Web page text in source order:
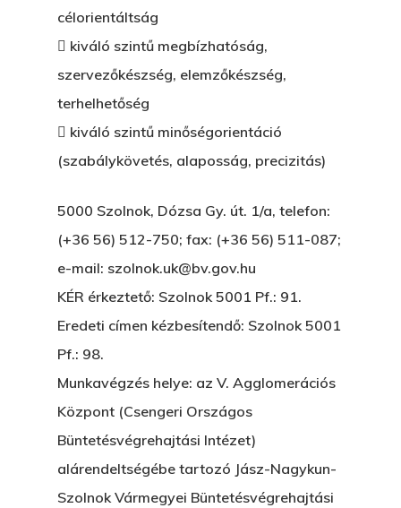
célorientáltság
 kiváló szintű megbízhatóság,
szervezőkészség, elemzőkészség,
terhelhetőség
 kiváló szintű minőségorientáció
(szabálykövetés, alaposság, precizitás)
5000 Szolnok, Dózsa Gy. út. 1/a, telefon:
(+36 56) 512-750; fax: (+36 56) 511-087;
e-mail: szolnok.uk@bv.gov.hu
KÉR érkeztető: Szolnok 5001 Pf.: 91.
Eredeti címen kézbesítendő: Szolnok 5001
Pf.: 98.
Munkavégzés helye: az V. Agglomerációs
Központ (Csengeri Országos
Büntetésvégrehajtási Intézet)
alárendeltségébe tartozó Jász-Nagykun-
Szolnok Vármegyei Büntetésvégrehajtási